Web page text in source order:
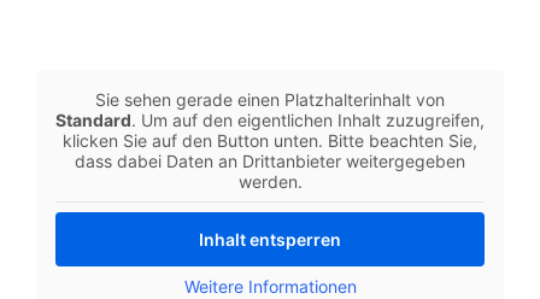
Sie sehen gerade einen Platzhalterinhalt von
Standard. Um auf den eigentlichen Inhalt zuzugreifen,
klicken Sie auf den Button unten. Bitte beachten Sie,
dass dabei Daten an Drittanbieter weitergegeben
werden.
Inhalt entsperren
Weitere Informationen